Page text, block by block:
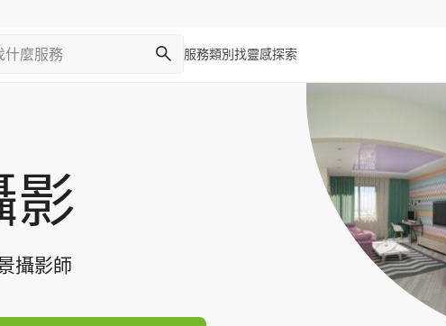
服務類別找靈感探索
影
攝影師